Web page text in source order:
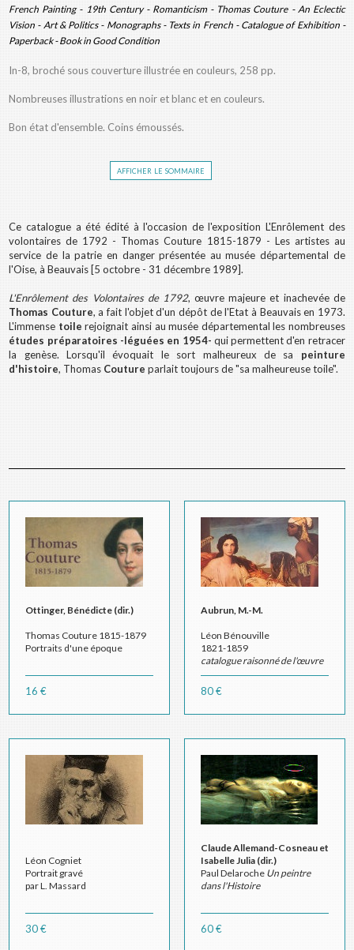
French Painting - 19th Century - Romanticism - Thomas Couture - An Eclectic
Vision - Art & Politics - Monographs - Texts in French - Catalogue of Exhibition -
Paperback - Book in Good Condition
In-8, broché sous couverture illustrée en couleurs, 258 pp.
Nombreuses illustrations en noir et blanc et en couleurs.
Bon état d'ensemble. Coins émoussés.
afficher le sommaire
Ce catalogue a été édité à l'occasion de l'exposition L'Enrôlement des
volontaires de 1792 - Thomas Couture 1815-1879 - Les artistes au
service de la patrie en danger présentée au musée départemental de
l'Oise, à Beauvais [5 octobre - 31 décembre 1989].
L'Enrôlement des Volontaires de 1792, œuvre majeure et inachevée de
Thomas Couture, a fait l'objet d'un dépôt de l'Etat à Beauvais en 1973.
L'immense toile rejoignait ainsi au musée départemental les nombreuses
études préparatoires -léguées en 1954- qui permettent d'en retracer
la genèse. Lorsqu'il évoquait le sort malheureux de sa peinture
d'histoire, Thomas Couture parlait toujours de "sa malheureuse toile".
Ottinger, Bénédicte (dir.)
Thomas Couture 1815-1879
Portraits d'une époque
16 €
Aubrun, M.-M.
Léon Bénouville
1821-1859
catalogue raisonné de l'œuvre
80 €
Léon Cogniet
Portrait gravé
par L. Massard
30 €
Claude Allemand-Cosneau et
Isabelle Julia (dir.)
Paul Delaroche Un peintre
dans l'Histoire
60 €